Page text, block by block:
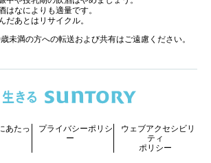
はなによりも適量です。
だあとはリサイクル。
未満の方への転送および共有はご遠慮ください。
あたっ
プライバシーポリシ
ー
ウェブアクセシビリ
ティ
ポリシー